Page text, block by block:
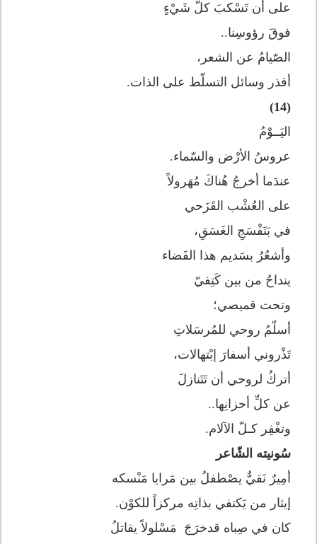
على أن تَسْكبَ كلّ شَيْءٍ
فوقَ رؤوسِنا..
الصّيامُ عن الشعر،
أقذر وسائل التسلّط على الذات.
(14)
اليَــوْمُ
عروسُ الأرْض والسّماء.
عندَما أخرجُ هُناكَ مُهَرولاً
على العُشْب القَزَحي
في بَنَفْسَجِ الغَسَقِ،
وأشعُرُ بسَديم هذا الفَضاء
ينداحُ من بين كَتِفيّ
وتحت قميصي؛
أسلّمُ روحي للمُرسَلاتِ
تَذْروني أسفارَ إبْتهالات،
أتركُ لروحي أن تَتَنازلَ
عن كلِّ أحزانِها..
وتغْفِر كـلّ الآلام.
سُونيته الشّاعر
أمِيرٌ نَقيٌّ يصْطفلُ بين مَرايا مَنْسكه
إيثار من يَكتفي بذاتِه مركزاً للكوْن.
كان في صِباه قدخرَجَ مَسْلولاً يقاتلُ